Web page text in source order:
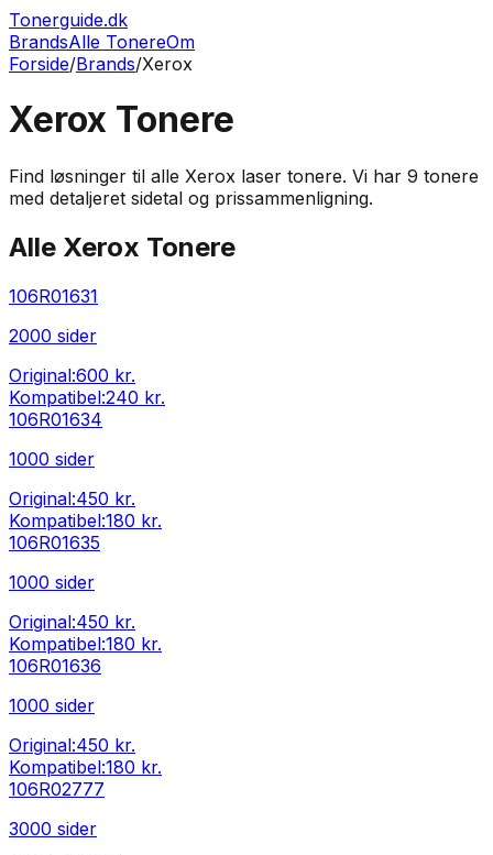
Tonerguide.dk
BrandsAlle TonereOm
Forside/Brands/Xerox
Xerox Tonere
Find løsninger til alle Xerox laser tonere. Vi har 9 tonere
med detaljeret sidetal og prissammenligning.
Alle Xerox Tonere
106R01631
2000 sider
Original:600 kr.
Kompatibel:240 kr.
106R01634
1000 sider
Original:450 kr.
Kompatibel:180 kr.
106R01635
1000 sider
Original:450 kr.
Kompatibel:180 kr.
106R01636
1000 sider
Original:450 kr.
Kompatibel:180 kr.
106R02777
3000 sider